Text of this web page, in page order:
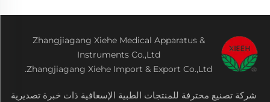
Zhangjiagang Xiehe Medical Apparatus &
Instruments Co.,Ltd
Zhangjiagang Xiehe Import & Export Co.,Ltd.
شركة تصنيع محترفة للمنتجات الطبية الإسعافية ذات خبرة تصديرية